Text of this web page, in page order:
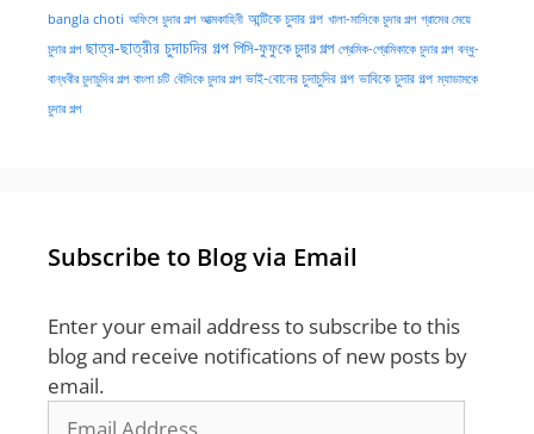
bangla choti অফিসে চুদার গল্প আত্মকাহিনী আন্টিকে চুদার গল্প খালা-মাসিকে চুদার গল্প গ্রামের মেয়ে
চুদার গল্প ছাত্র-ছাত্রীর চুদাচদির গল্প পিসি-ফুফুকে চুদার গল্প প্রেমিক-প্রেমিকাকে চুদার গল্প বন্ধু-
বান্ধবীর চুদাচুদির গল্প বাংলা চটি বৌদিকে চুদার গল্প ভাই-বোনের চুদাচুদির গল্প ভাবিকে চুদার গল্প ম্যাডামকে
চুদার গল্প
Subscribe to Blog via Email
Enter your email address to subscribe to this
blog and receive notifications of new posts by
email.